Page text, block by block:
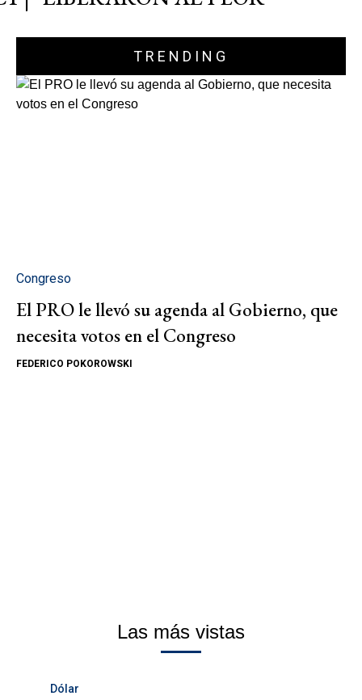
TRENDING
Congreso
El PRO le llevó su agenda al Gobierno, que
necesita votos en el Congreso
FEDERICO POKOROWSKI
Las más vistas
Dólar